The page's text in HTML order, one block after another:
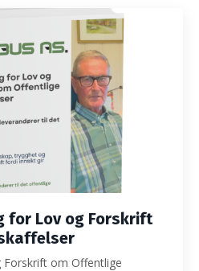
for Lov og Forskrift
om Offentlige